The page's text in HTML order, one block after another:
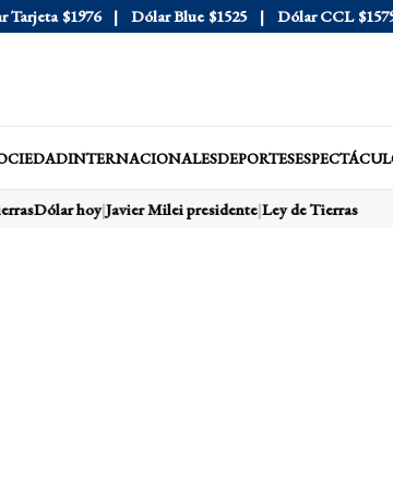
$1976 Dólar Blue $1525 Dólar CCL $1579.4
INTERNACIONALESDEPORTES
Dólar hoy Javier Milei presidente Ley de Tierras